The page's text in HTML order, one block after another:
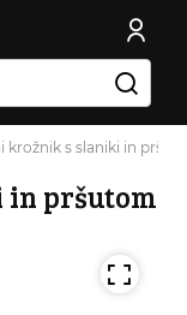
krožnik s slaniki in
in pršutom